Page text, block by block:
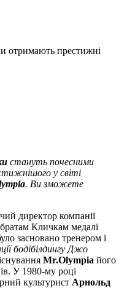
стануть почесними
у світі
. Ви зможете
директор компанії
Кличкам медалі
засновано тренером і
бодібілдингу Джо
Mr.Olympia його
У 1980-му році
культурист Арнольд